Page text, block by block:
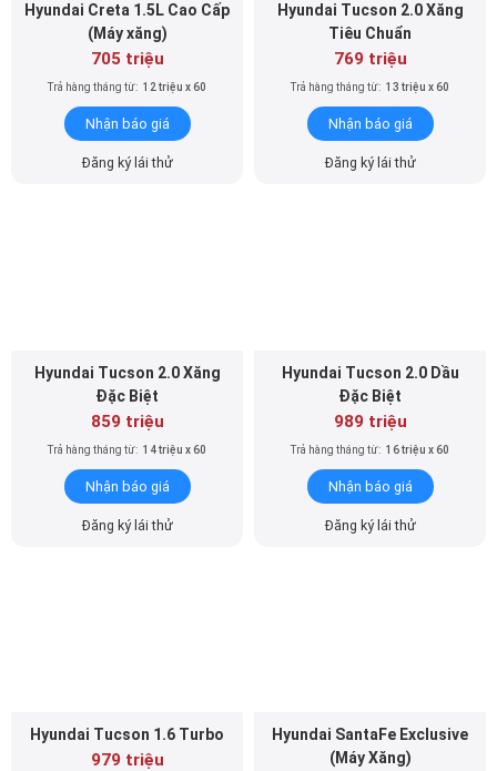
Hyundai Creta 1.5L Cao Cấp
(Máy xăng)
705 triệu
Trả hàng tháng từ: 12 triệu x 60
Nhận báo giá
Đăng ký lái thử
Hyundai Tucson 2.0 Xăng
Tiêu Chuẩn
769 triệu
Trả hàng tháng từ: 13 triệu x 60
Nhận báo giá
Đăng ký lái thử
Hyundai Tucson 2.0 Xăng
Đặc Biệt
859 triệu
Trả hàng tháng từ: 14 triệu x 60
Nhận báo giá
Đăng ký lái thử
Hyundai Tucson 2.0 Dầu
Đặc Biệt
989 triệu
Trả hàng tháng từ: 16 triệu x 60
Nhận báo giá
Đăng ký lái thử
Hyundai Tucson 1.6 Turbo
979 triệu
Hyundai SantaFe Exclusive
(Máy Xăng)